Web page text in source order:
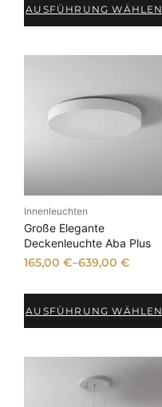
AUSFÜHRUNG WÄHLEN
Innenleuchten
Große Elegante
Deckenleuchte Aba Plus
165,00€–639,00€
AUSFÜHRUNG WÄHLEN